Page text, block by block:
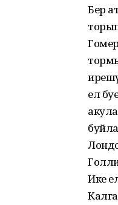
Бер
ел
Ике